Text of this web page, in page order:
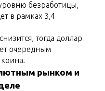
безработицы,
в рамках 3,4
тогда доллар
очередным
рынком и